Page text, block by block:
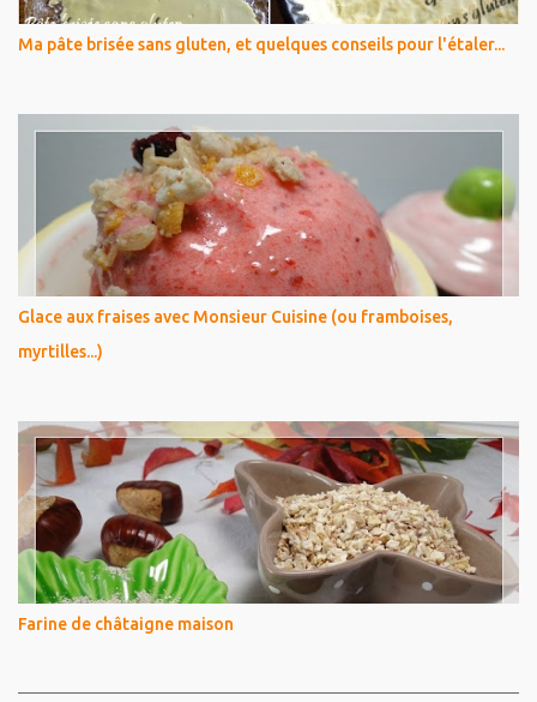
Ma pâte brisée sans gluten, et quelques conseils pour l'étaler...
Glace aux fraises avec Monsieur Cuisine (ou framboises,
myrtilles...)
Farine de châtaigne maison